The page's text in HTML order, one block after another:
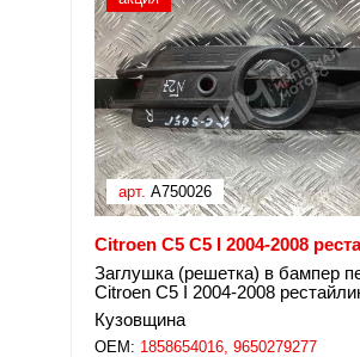
арт. A750026
Citroen C5 C5 I 2004-2008
Заглушка (решетка) в бампер
Citroen C5 I 2004-2008
Кузовщина
OEM: 1858654016, 9650279277